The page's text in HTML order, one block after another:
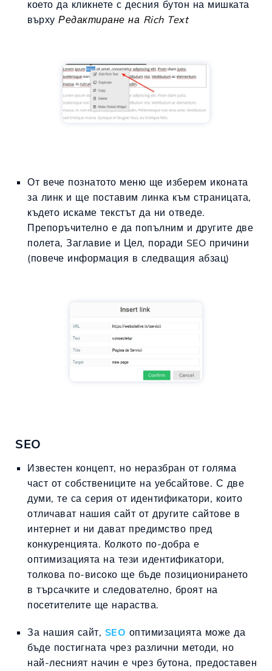
което да кликнете с десния бутон на мишката
върху Редактиране на Rich Text
От вече познатото меню ще изберем иконата
за линк и ще поставим линка към страницата,
където искаме текстът да ни отведе.
Препоръчително е да попълним и другите две
полета, Заглавие и Цел, поради SEO причини
(повече информация в следващия абзац)
SEO
Известен концепт, но неразбран от голяма
част от собствениците на уебсайтове. С две
думи, те са серия от идентификатори, които
отличават нашия сайт от другите сайтове в
интернет и ни дават предимство пред
конкуренцията. Колкото по-добра е
оптимизацията на тези идентификатори,
толкова по-високо ще бъде позиционирането
в търсачките и следователно, броят на
посетителите ще нараства.
За нашия сайт, SEO оптимизацията може да
бъде постигната чрез различни методи, но
най-лесният начин е чрез бутона, предоставен